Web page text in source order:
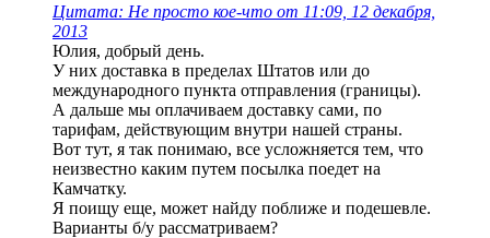
Цитата: Не просто кое-что от 11:09, 12 декабря,
2013
Юлия, добрый день.
У них доставка в пределах Штатов или до
международного пункта отправления (границы).
А дальше мы оплачиваем доставку сами, по
тарифам, действующим внутри нашей страны.
Вот тут, я так понимаю, все усложняется тем, что
неизвестно каким путем посылка поедет на
Камчатку.
Я поищу еще, может найду поближе и подешевле.
Варианты б/у рассматриваем?